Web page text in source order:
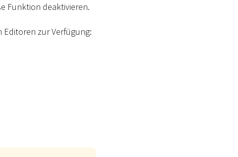
Funktion deaktivieren.
zur Verfügung: